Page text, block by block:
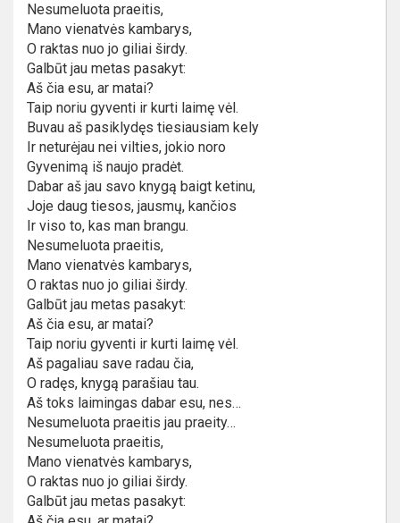
Nesumeluota praeitis,
Mano vienatvės kambarys,
O raktas nuo jo giliai širdy.
Galbūt jau metas pasakyt:
Aš čia esu, ar matai?
Taip noriu gyventi ir kurti laimę vėl.
Buvau aš pasiklydęs tiesiausiam kely
Ir neturėjau nei vilties, jokio noro
Gyvenimą iš naujo pradėt.
Dabar aš jau savo knygą baigt ketinu,
Joje daug tiesos, jausmų, kančios
Ir viso to, kas man brangu.
Nesumeluota praeitis,
Mano vienatvės kambarys,
O raktas nuo jo giliai širdy.
Galbūt jau metas pasakyt:
Aš čia esu, ar matai?
Taip noriu gyventi ir kurti laimę vėl.
Aš pagaliau save radau čia,
O radęs, knygą parašiau tau.
Aš toks laimingas dabar esu, nes…
Nesumeluota praeitis jau praeity…
Nesumeluota praeitis,
Mano vienatvės kambarys,
O raktas nuo jo giliai širdy.
Galbūt jau metas pasakyt: